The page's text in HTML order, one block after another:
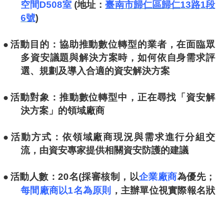
空間D508室 (地址：臺南市歸仁區歸仁13路1段
6號)
●活動目的：協助推動數位轉型的業者，在面臨眾
多資安議題與解決方案時，如何依自身需求評
選、規劃及導入合適的資安解決方案
●活動對象：推動數位轉型中，正在尋找「資安解
決方案」的領域廠商
●活動方式：依領域廠商現況與需求進行分組交
流，由資安專家提供相關資安防護的建議
● 活動人數：20名(採審核制，以企業廠商為優先；
每間廠商以1名為原則
，主辦單位視實際報名狀